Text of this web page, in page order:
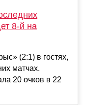
8-й на
(2:1) в гостях,
матчах.
20 очков в 22